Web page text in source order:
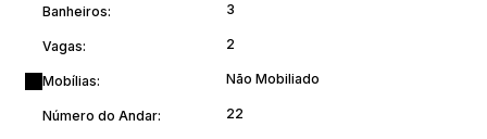
Banheiros: 3
Vagas: 2
Mobílias: Não Mobiliado
Número do Andar: 22